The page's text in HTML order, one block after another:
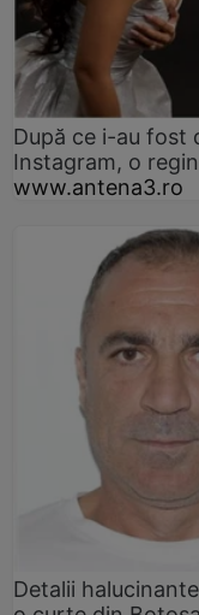
După ce i-au fost
Instagram, o
www.antena3.ro
Detalii